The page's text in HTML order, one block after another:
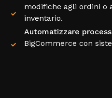
modifiche agli ordini o
inventario.
Automatizzare
BigCommerce con